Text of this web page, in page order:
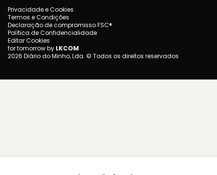
Privacidade e Cookies
Termos e Condições
Declaração de compromisso FSC®
Política de Confidencialidade
Editar Cookies
for tomorrow by LKCOM
2026 Diário do Minho, Lda. © Todos os direitos reservados